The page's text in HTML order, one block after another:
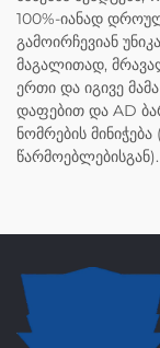
100%-იანად
გამოირჩევიან
მაგალითად,
ერთი და იგივე
დაფებით და AD
ნომრების მინიჭება
წარმოებლებისგან).